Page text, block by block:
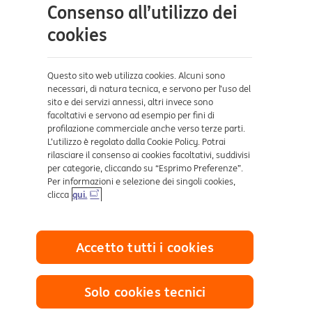
Aiuto e supporto
Dove ci trovi
Certificazioni
Collegamenti utili
Mappa del sito
Sezione Privacy
Consenso all’utilizzo dei
cookies
Questo sito web utilizza cookies. Alcuni sono
necessari, di natura tecnica, e servono per l’uso del
sito e dei servizi annessi, altri invece sono
facoltativi e servono ad esempio per fini di
profilazione commerciale anche verso terze parti.
L’utilizzo è regolato dalla Cookie Policy. Potrai
rilasciare il consenso ai cookies facoltativi, suddivisi
per categorie, cliccando su “Esprimo Preferenze”.
Per informazioni e selezione dei singoli cookies,
clicca qui.
Solo cookies tecnici
Accetto tutti i cookies